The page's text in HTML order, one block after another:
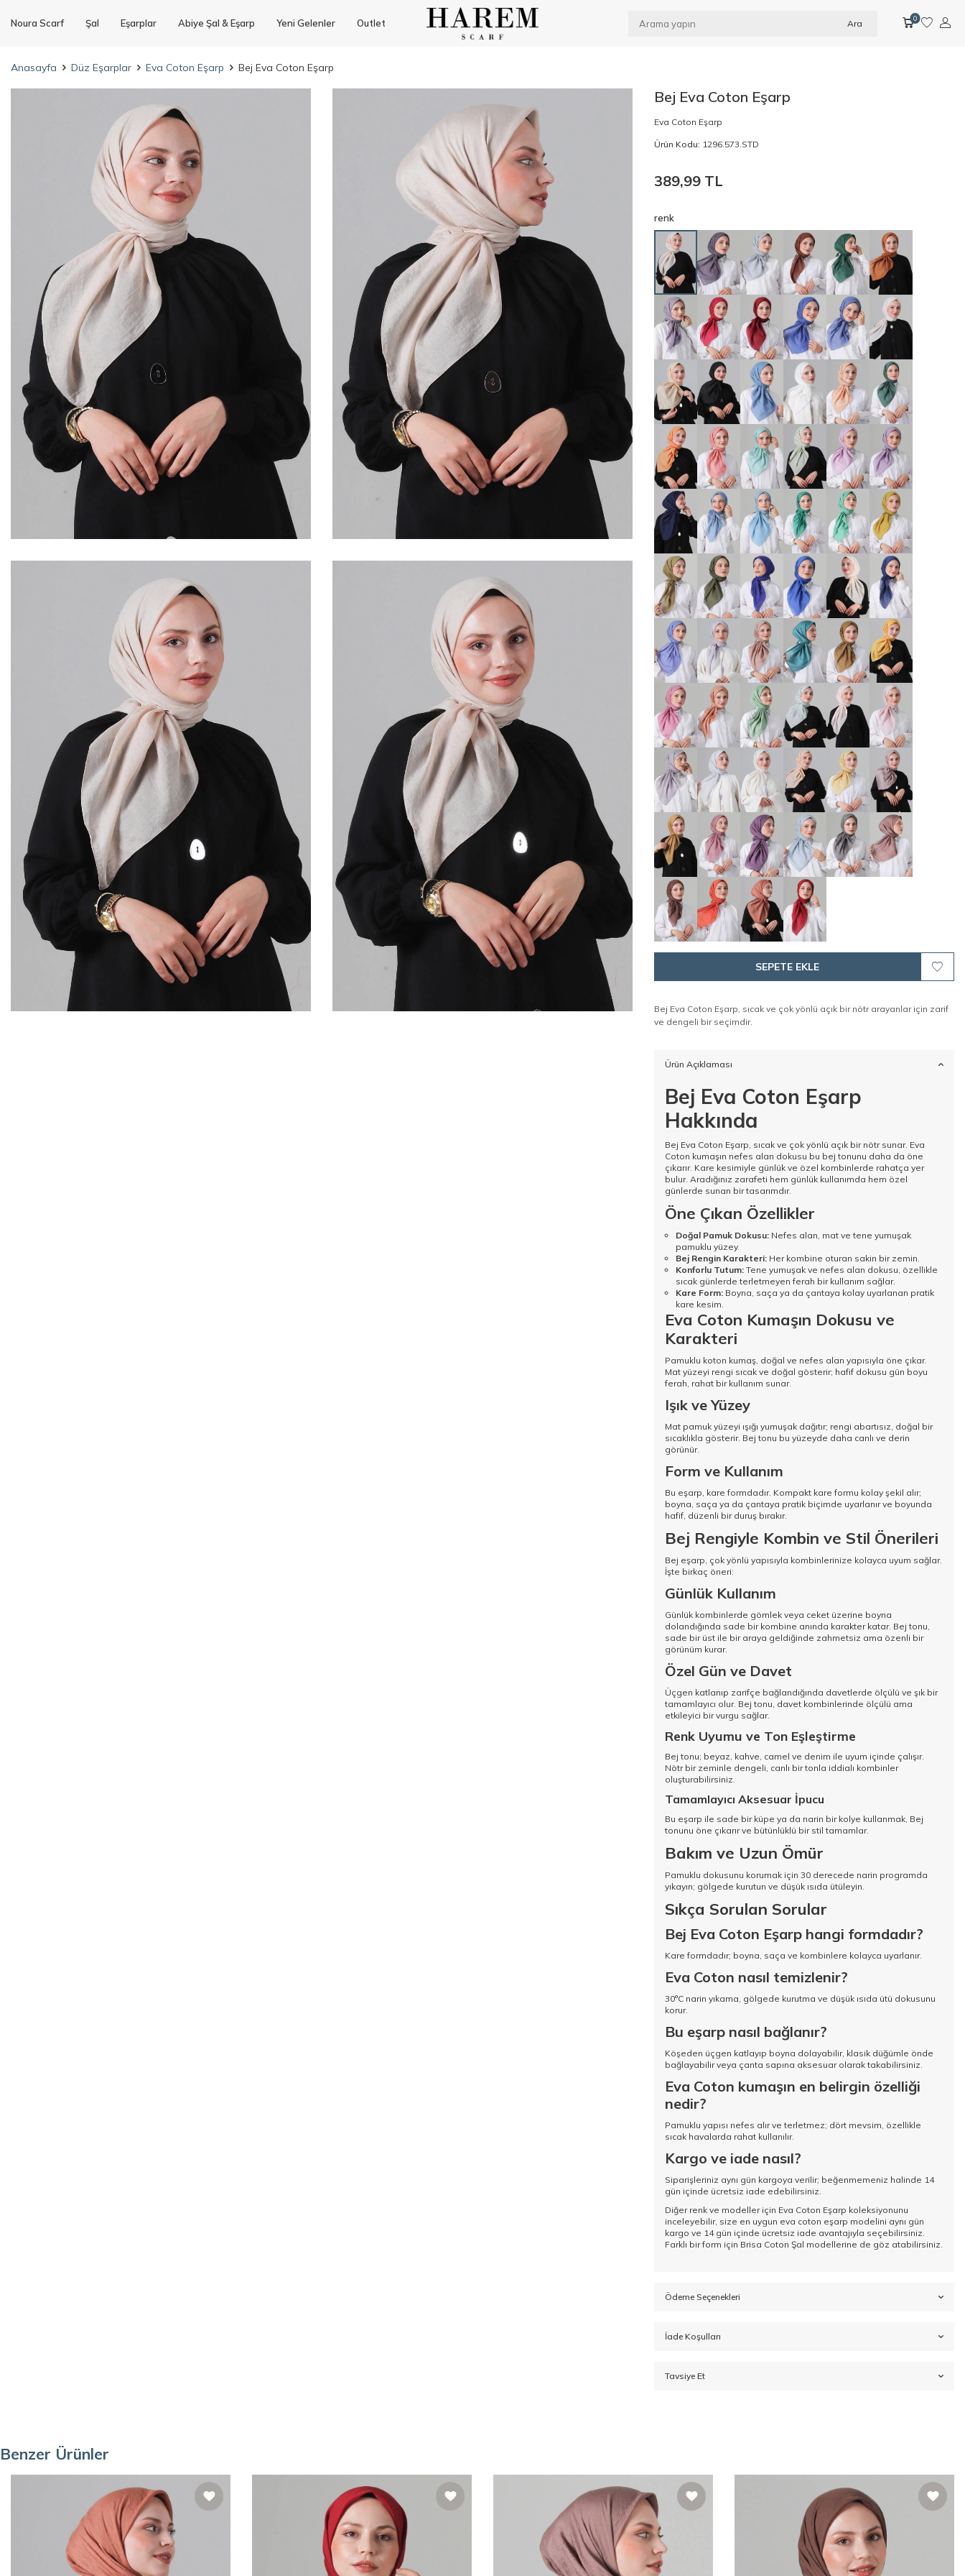
Noura Scarf Şal Eşarplar Abiye Şal & Eşarp Yeni Gelenler Outlet Ara 0
Anasayfa Düz Eşarplar Eva Coton Eşarp Bej Eva Coton Eşarp
Bej Eva Coton Eşarp
Eva Coton Eşarp
Ürün Kodu: 1296.573.STD
389,99 TL
renk
SEPETE EKLE
Bej Eva Coton Eşarp, sıcak ve çok yönlü açık bir nötr arayanlar için zarif
ve dengeli bir seçimdir.
Ürün Açıklaması
Bej Eva Coton Eşarp
Hakkında
Bej Eva Coton Eşarp, sıcak ve çok yönlü açık bir nötr sunar. Eva
Coton kumaşın nefes alan dokusu bu bej tonunu daha da öne
çıkarır. Kare kesimiyle günlük ve özel kombinlerde rahatça yer
bulur. Aradığınız zarafeti hem günlük kullanımda hem özel
günlerde sunan bir tasarımdır.
Öne Çıkan Özellikler
Doğal Pamuk Dokusu: Nefes alan, mat ve tene yumuşak
pamuklu yüzey.
Bej Rengin Karakteri: Her kombine oturan sakin bir zemin.
Konforlu Tutum: Tene yumuşak ve nefes alan dokusu, özellikle
sıcak günlerde terletmeyen ferah bir kullanım sağlar.
Kare Form: Boyna, saça ya da çantaya kolay uyarlanan pratik
kare kesim.
Eva Coton Kumaşın Dokusu ve
Karakteri
Pamuklu koton kumaş, doğal ve nefes alan yapısıyla öne çıkar.
Mat yüzeyi rengi sıcak ve doğal gösterir; hafif dokusu gün boyu
ferah, rahat bir kullanım sunar.
Işık ve Yüzey
Mat pamuk yüzeyi ışığı yumuşak dağıtır; rengi abartısız, doğal bir
sıcaklıkla gösterir. Bej tonu bu yüzeyde daha canlı ve derin
görünür.
Form ve Kullanım
Bu eşarp, kare formdadır. Kompakt kare formu kolay şekil alır;
boyna, saça ya da çantaya pratik biçimde uyarlanır ve boyunda
hafif, düzenli bir duruş bırakır.
Bej Rengiyle Kombin ve Stil Önerileri
Bej eşarp, çok yönlü yapısıyla kombinlerinize kolayca uyum sağlar.
İşte birkaç öneri:
Günlük Kullanım
Günlük kombinlerde gömlek veya ceket üzerine boyna
dolandığında sade bir kombine anında karakter katar. Bej tonu,
sade bir üst ile bir araya geldiğinde zahmetsiz ama özenli bir
görünüm kurar.
Özel Gün ve Davet
Üçgen katlanıp zarifçe bağlandığında davetlerde ölçülü ve şık bir
tamamlayıcı olur. Bej tonu, davet kombinlerinde ölçülü ama
etkileyici bir vurgu sağlar.
Renk Uyumu ve Ton Eşleştirme
Bej tonu; beyaz, kahve, camel ve denim ile uyum içinde çalışır.
Nötr bir zeminle dengeli, canlı bir tonla iddialı kombinler
oluşturabilirsiniz.
Tamamlayıcı Aksesuar İpucu
Bu eşarp ile sade bir küpe ya da narin bir kolye kullanmak, Bej
tonunu öne çıkarır ve bütünlüklü bir stil tamamlar.
Bakım ve Uzun Ömür
Pamuklu dokusunu korumak için 30 derecede narin programda
yıkayın; gölgede kurutun ve düşük ısıda ütüleyin.
Sıkça Sorulan Sorular
Bej Eva Coton Eşarp hangi formdadır?
Kare formdadır; boyna, saça ve kombinlere kolayca uyarlanır.
Eva Coton nasıl temizlenir?
30°C narin yıkama, gölgede kurutma ve düşük ısıda ütü dokusunu
korur.
Bu eşarp nasıl bağlanır?
Köşeden üçgen katlayıp boyna dolayabilir, klasik düğümle önde
bağlayabilir veya çanta sapına aksesuar olarak takabilirsiniz.
Eva Coton kumaşın en belirgin özelliği
nedir?
Pamuklu yapısı nefes alır ve terletmez; dört mevsim, özellikle
sıcak havalarda rahat kullanılır.
Kargo ve iade nasıl?
Siparişleriniz aynı gün kargoya verilir; beğenmemeniz halinde 14
gün içinde ücretsiz iade edebilirsiniz.
Diğer renk ve modeller için Eva Coton Eşarp koleksiyonunu
inceleyebilir, size en uygun eva coton eşarp modelini aynı gün
kargo ve 14 gün içinde ücretsiz iade avantajıyla seçebilirsiniz.
Farklı bir form için Brisa Coton Şal modellerine de göz atabilirsiniz.
Ödeme Seçenekleri
İade Koşulları
Tavsiye Et
Benzer Ürünler